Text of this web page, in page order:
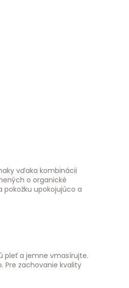
vďaka kombinácii
o organické
pokožku upokojujúco a
pleť a jemne vmasírujte.
Pre zachovanie kvality